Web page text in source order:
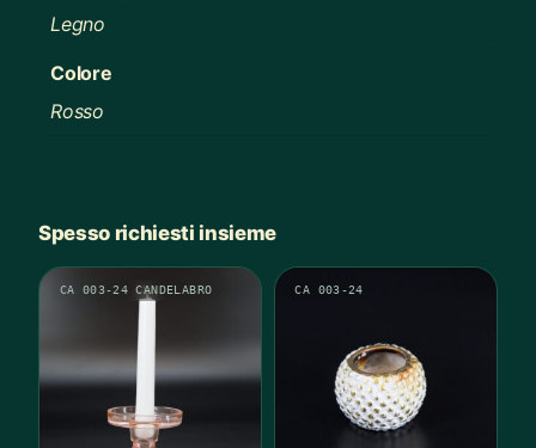
Legno
Colore
Rosso
Spesso richiesti insieme
CA 003-24 CANDELABRO CA 003-24